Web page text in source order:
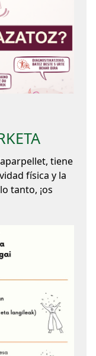
tiene
física y la
tanto, ¡os